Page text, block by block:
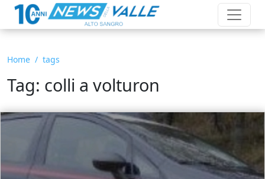
Home tags
Tag: colli a volturon